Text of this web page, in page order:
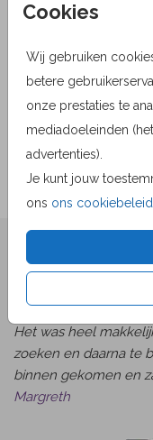
Cookies
Wij gebruiken
betere
onze prestaties te
mediadoeleinden
advertenties).
Je kunt jouw
ons ons cookiebeleid
★★★★☆
Bekijk alle
Het was heel
zoeken en daarna te
binnen gekomen en
Margreth